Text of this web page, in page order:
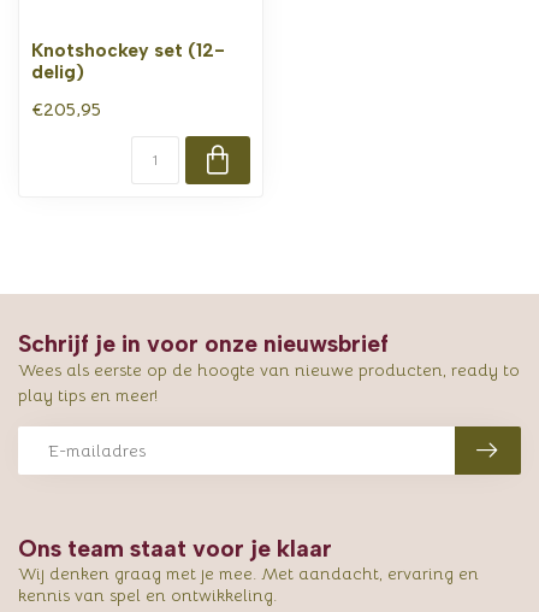
Knotshockey set (12-
delig)
€205,95
Ons team staat voor je klaar
Wij denken graag met je mee. Met aandacht, ervaring en
kennis van spel en ontwikkeling.
Schrijf je in voor onze nieuwsbrief
Wees als eerste op de hoogte van nieuwe producten, ready to
play tips en meer!